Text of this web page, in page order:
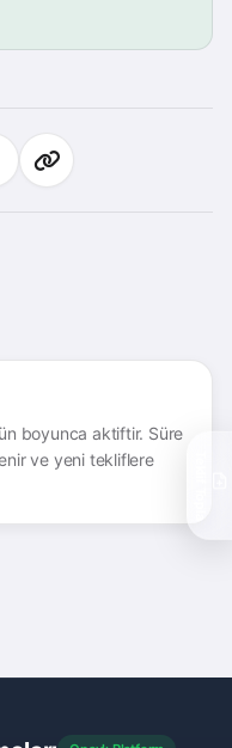
boyunca aktiftir. Süre
ve yeni tekliflere